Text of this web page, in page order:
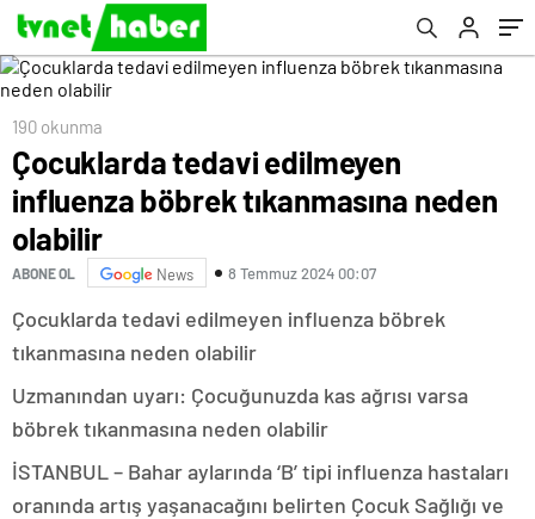
190 okunma
Çocuklarda tedavi edilmeyen
influenza böbrek tıkanmasına neden
olabilir
ABONE OL News 8 Temmuz 2024 00:07
Çocuklarda tedavi edilmeyen influenza böbrek
tıkanmasına neden olabilir
Uzmanından uyarı: Çocuğunuzda kas ağrısı varsa
böbrek tıkanmasına neden olabilir
İSTANBUL – Bahar aylarında ‘B’ tipi influenza hastaları
oranında artış yaşanacağını belirten Çocuk Sağlığı ve